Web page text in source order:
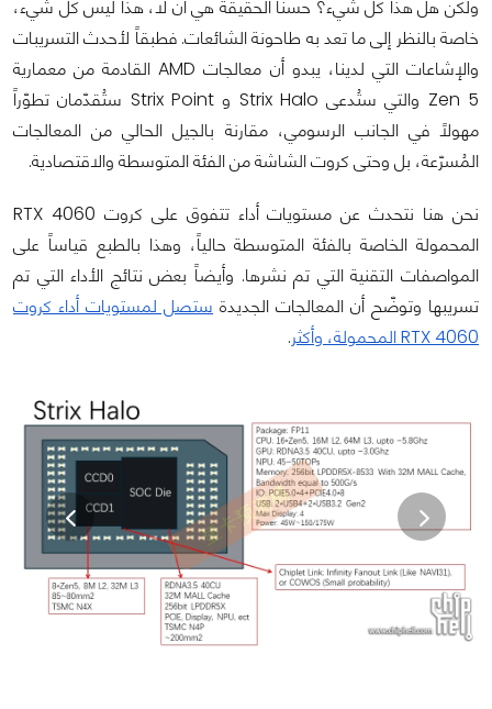
ولكن هل هذا كل شيء؟ حسناً الحقيقة هي أن لا، هذا ليس كل شيء،
خاصة بالنظر إلى ما تعد به طاحونة الشائعات. فطبقاً لأحدث التسريبات
والإشاعات التي لدينا، يبدو أن معالجات AMD القادمة من معمارية
Zen 5 والتي ستُدعى Strix Halo و Strix Point ستُقدّمان تطوّراً
مهولاً في الجانب الرسومي، مقارنة بالجيل الحالي من المعالجات
المُسرّعة، بل وحتى كروت الشاشة من الفئة المتوسطة والاقتصادية.
نحن هنا نتحدث عن مستويات أداء تتفوق على كروت RTX 4060
المحمولة الخاصة بالفئة المتوسطة حالياً، وهذا بالطبع قياساً على
المواصفات التقنية التي تم نشرها. وأيضاً بعض نتائج الأداء التي تم
تسريبها وتوضّح أن المعالجات الجديدة ستصل لمستويات أداء كروت
RTX 4060 المحمولة، وأكثر
.